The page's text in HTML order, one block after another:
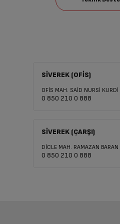
SİVEREK (OFİS)
OFİS MAH. SAİD NURSİ
0 850 210 0 888
SİVEREK (ÇARŞI)
DİCLE MAH. RAMAZAN
0 850 210 0 888